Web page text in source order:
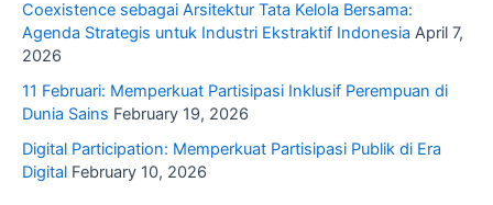
Coexistence sebagai Arsitektur Tata Kelola Bersama:
Agenda Strategis untuk Industri Ekstraktif Indonesia April 7,
2026
11 Februari: Memperkuat Partisipasi Inklusif Perempuan di
Dunia Sains February 19, 2026
Digital Participation: Memperkuat Partisipasi Publik di Era
Digital February 10, 2026